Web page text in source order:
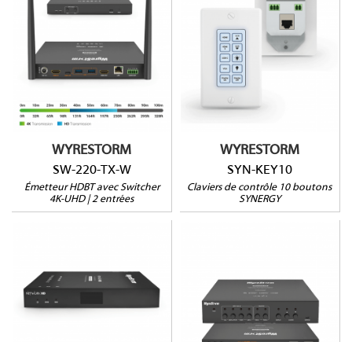
WYRESTORM
SW-220-TX-W
Émetteur HDBT avec Switcher
4K-UHD | 2 entrées
4K : 35m
180p : 70m
2 entrées (HDMI et USB-
AirPLay | Miracast
WYRESTORM
SYN-KEY10
Claviers de contrôle 10 boutons
SYNERGY
Pour appareils SYNERGY
IP ou RS232
120 icônes autocollantes
PoE
SW-510-TX